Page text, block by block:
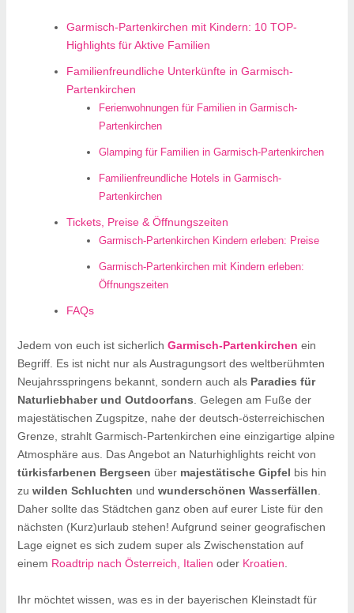
Garmisch-Partenkirchen mit Kindern: 10 TOP-
Highlights für Aktive Familien
Familienfreundliche Unterkünfte in Garmisch-
Partenkirchen
Ferienwohnungen für Familien in Garmisch-
Partenkirchen
Glamping für Familien in Garmisch-Partenkirchen
Familienfreundliche Hotels in Garmisch-
Partenkirchen
Tickets, Preise & Öffnungszeiten
Garmisch-Partenkirchen Kindern erleben: Preise
Garmisch-Partenkirchen mit Kindern erleben:
Öffnungszeiten
FAQs
Jedem von euch ist sicherlich Garmisch-Partenkirchen ein
Begriff. Es ist nicht nur als Austragungsort des weltberühmten
Neujahrsspringens bekannt, sondern auch als Paradies für
Naturliebhaber und Outdoorfans. Gelegen am Fuße der
majestätischen Zugspitze, nahe der deutsch-österreichischen
Grenze, strahlt Garmisch-Partenkirchen eine einzigartige alpine
Atmosphäre aus. Das Angebot an Naturhighlights reicht von
türkisfarbenen Bergseen über majestätische Gipfel bis hin
zu wilden Schluchten und wunderschönen Wasserfällen.
Daher sollte das Städtchen ganz oben auf eurer Liste für den
nächsten (Kurz)urlaub stehen! Aufgrund seiner geografischen
Lage eignet es sich zudem super als Zwischenstation auf
einem Roadtrip nach Österreich, Italien oder Kroatien.
Ihr möchtet wissen, was es in der bayerischen Kleinstadt für